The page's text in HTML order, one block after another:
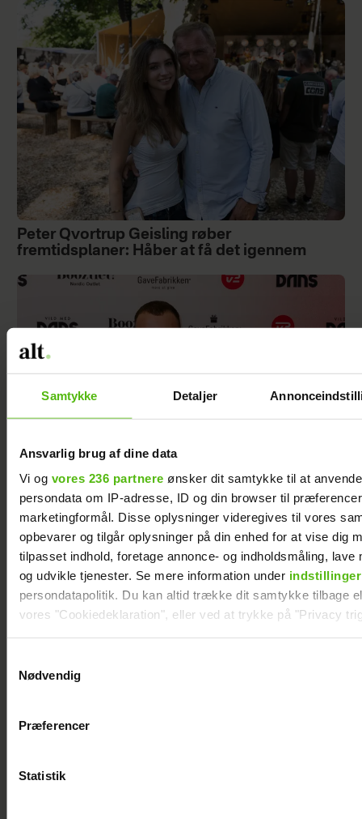
Samtykke Detaljer
Ansvarlig brug af dine data
Vi og vores 236 partnere ønsker dit samtykke til at
persondata om IP-adresse, ID og din browser til
marketingformål. Disse oplysninger videregives til vores
opbevarer og tilgår oplysninger på din enhed for at vise dig
tilpasset indhold, foretage annonce- og indholdsmåling, lave
og udvikle tjenester. Se mere information under indstillinger
persondatapolitik. Du kan altid trække dit samtykke tilbage
vores "Cookiedeklaration", eller ved at trykke på "Privacy
Vi anvender egne cookies og cookies fra tredjeparter til at
generere statistik og huske dine præferencer samt til brug
Nødvendig
Præferencer
Statistik
Peter Qvortrup Geisling røber
fremtidsplaner: Håber at få det igennem
Efter brud: Sofie Martinusen og Daniel Lazrak
har datet i skjul